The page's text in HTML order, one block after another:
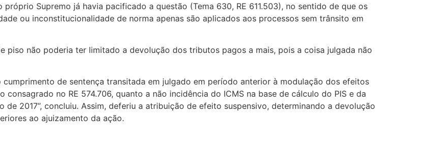
Supremo já havia pacificado a questão (Tema 630, RE 611.503), no sentido de que os
ou inconstitucionalidade de norma apenas são aplicados aos processos sem trânsito em
piso não poderia ter limitado a devolução dos tributos pagos a mais, pois a coisa julgada não
de sentença transitada em julgado em período anterior à modulação dos efeitos
no RE 574.706, quanto a não incidência do ICMS na base de cálculo do PIS e da
2017”, concluiu. Assim, deferiu a atribuição de efeito suspensivo, determinando a devolução
ao ajuizamento da ação.